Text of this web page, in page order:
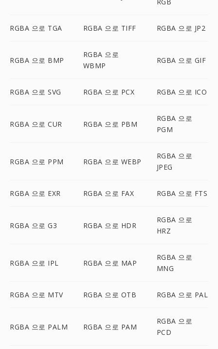
RGBA 으로 TGA RGBA 으로 TIFF RGBA 으로 JP2
RGBA 으로 BMP
RGBA 으로
WBMP
RGBA 으로 GIF
RGBA 으로 SVG RGBA 으로 PCX RGBA 으로 ICO
RGBA 으로 CUR RGBA 으로 PBM
RGBA 으로
PGM
RGBA 으로 PPM RGBA 으로 WEBP
RGBA 으로
JPEG
RGBA 으로 EXR RGBA 으로 FAX RGBA 으로 FTS
RGBA 으로 G3 RGBA 으로 HDR
RGBA 으로
HRZ
RGBA 으로 IPL RGBA 으로 MAP
RGBA 으로
MNG
RGBA 으로 MTV RGBA 으로 OTB RGBA 으로 PAL
RGBA 으로 PALM RGBA 으로 PAM
RGBA 으로
PCD